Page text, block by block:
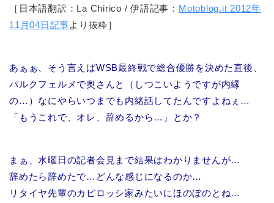
［日本語翻訳：La Chirico / 伊語記事： Motoblog.it 2012年
11月04日記事より抜粋］
あぁぁ、そう言えばWSB最終戦で総合優勝を決めた直後、
パルクフェルメで奥さんと（しつこいようですが内縁
の…）なにやらいつまでも内緒話してたんですよねぇ…
「もうこれで、オレ、辞めるから…」とか？
まぁ、水曜日の記者会見まで結果はわかりませんが…
辞めたら辞めたで…どんな感じになるのか…
リタイヤ先輩のカピロッシ家みたいにほのぼのとね…